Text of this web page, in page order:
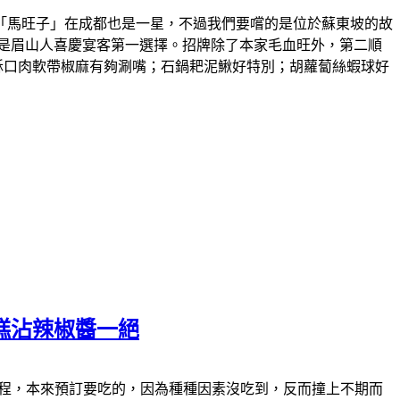
馬旺子」在成都也是一星，不過我們要嚐的是位於蘇東坡的故
山人喜慶宴客第一選擇。招牌除了本家毛血旺外，第二順
肉軟帶椒麻有夠涮嘴；石鍋耙泥鰍好特別；胡蘿蔔絲蝦球好
沾辣椒醬一絕
，本來預訂要吃的，因為種種因素沒吃到，反而撞上不期而